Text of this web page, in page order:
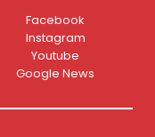
Facebook
Instagram
Youtube
Google News